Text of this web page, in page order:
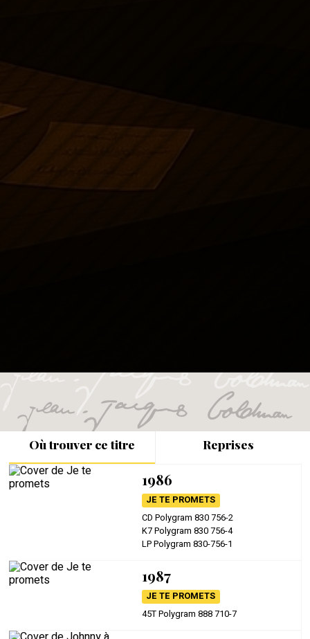
Où trouver ce titre Reprises
1986
JE TE PROMETS
CD Polygram 830 756-2
K7 Polygram 830 756-4
LP Polygram 830-756-1
1987
JE TE PROMETS
45T Polygram 888 710-7